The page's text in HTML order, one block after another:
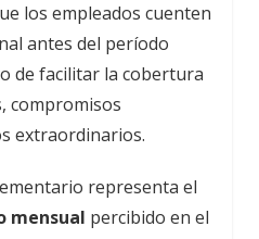
los empleados cuenten
antes del período
de facilitar la cobertura
compromisos
extraordinarios.
representa el
mensual percibido en el